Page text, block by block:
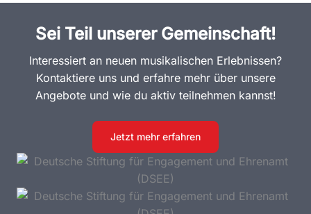
Sei Teil unserer Gemeinschaft!
Interessiert an neuen musikalischen Erlebnissen?
Kontaktiere uns und erfahre mehr über unsere
Angebote und wie du aktiv teilnehmen kannst!
Jetzt mehr erfahren